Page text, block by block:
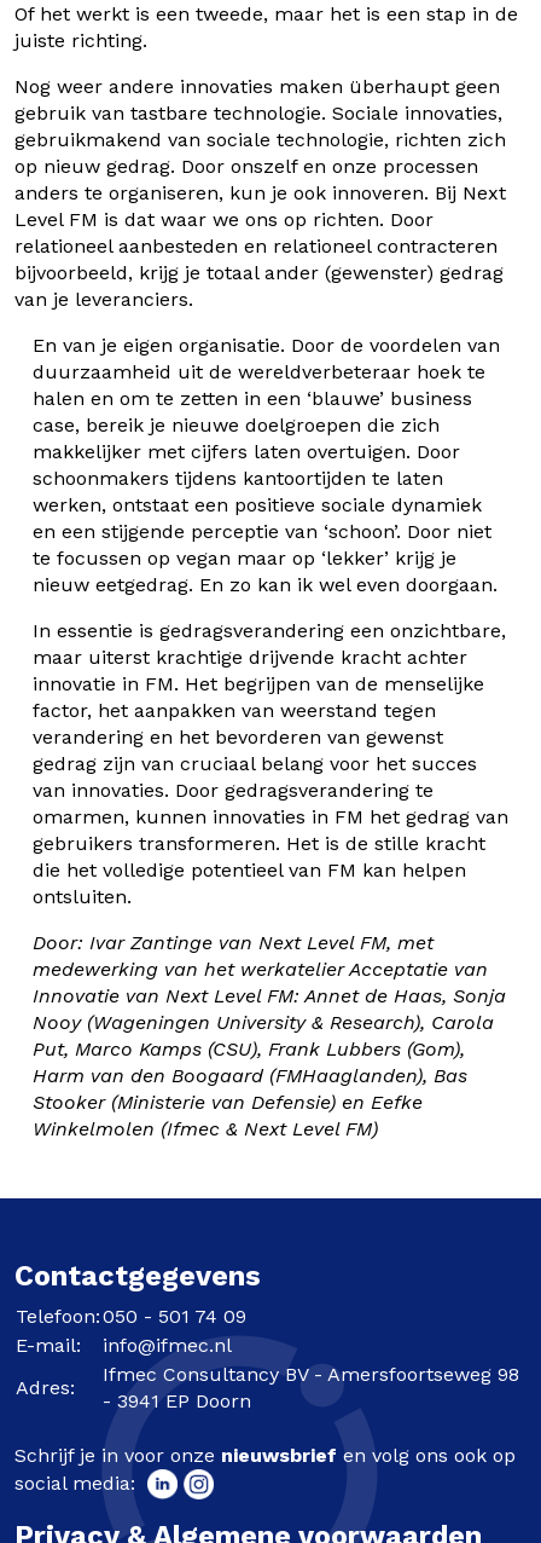
Of het werkt is een tweede, maar het is een stap in de
juiste richting.
Nog weer andere innovaties maken überhaupt geen
gebruik van tastbare technologie. Sociale innovaties,
gebruikmakend van sociale technologie, richten zich
op nieuw gedrag. Door onszelf en onze processen
anders te organiseren, kun je ook innoveren. Bij Next
Level FM is dat waar we ons op richten. Door
relationeel aanbesteden en relationeel contracteren
bijvoorbeeld, krijg je totaal ander (gewenster) gedrag
van je leveranciers.
En van je eigen organisatie. Door de voordelen van
duurzaamheid uit de wereldverbeteraar hoek te
halen en om te zetten in een ‘blauwe’ business
case, bereik je nieuwe doelgroepen die zich
makkelijker met cijfers laten overtuigen. Door
schoonmakers tijdens kantoortijden te laten
werken, ontstaat een positieve sociale dynamiek
en een stijgende perceptie van ‘schoon’. Door niet
te focussen op vegan maar op ‘lekker’ krijg je
nieuw eetgedrag. En zo kan ik wel even doorgaan.
In essentie is gedragsverandering een onzichtbare,
maar uiterst krachtige drijvende kracht achter
innovatie in FM. Het begrijpen van de menselijke
factor, het aanpakken van weerstand tegen
verandering en het bevorderen van gewenst
gedrag zijn van cruciaal belang voor het succes
van innovaties. Door gedragsverandering te
omarmen, kunnen innovaties in FM het gedrag van
gebruikers transformeren. Het is de stille kracht
die het volledige potentieel van FM kan helpen
ontsluiten.
Door: Ivar Zantinge van Next Level FM, met
medewerking van het werkatelier Acceptatie van
Innovatie van Next Level FM: Annet de Haas, Sonja
Nooy (Wageningen University & Research), Carola
Put, Marco Kamps (CSU), Frank Lubbers (Gom),
Harm van den Boogaard (FMHaaglanden), Bas
Stooker (Ministerie van Defensie) en Eefke
Winkelmolen (Ifmec & Next Level FM)
Contactgegevens
Telefoon:050 - 501 74 09
E-mail:
info@ifmec.nl
Adres:
Ifmec Consultancy BV - Amersfoortseweg 98
- 3941 EP Doorn
Schrijf je in voor onze nieuwsbrief en volg ons ook op
social media:
Privacy & Algemene voorwaarden